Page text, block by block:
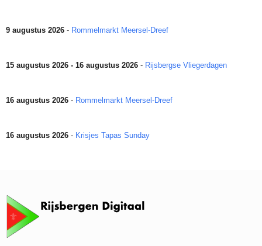
9 augustus 2026 - Rommelmarkt Meersel-Dreef
15 augustus 2026 - 16 augustus 2026 - Rijsbergse Vliegerdagen
16 augustus 2026 - Rommelmarkt Meersel-Dreef
16 augustus 2026 - Krisjes Tapas Sunday